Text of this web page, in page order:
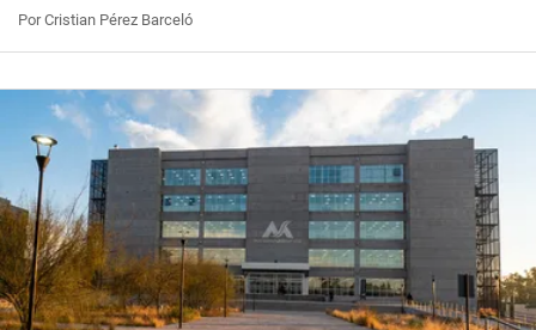
Por Cristian Pérez Barceló